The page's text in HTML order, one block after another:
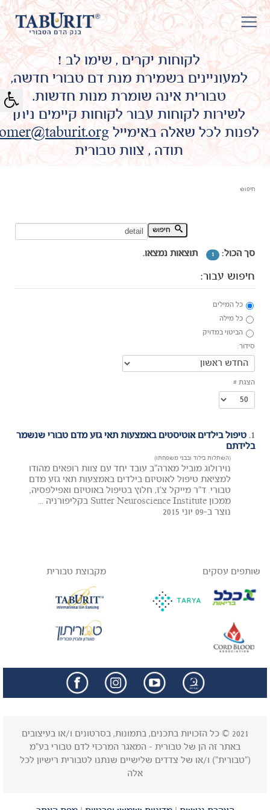
לקוחות יקרים , שימו לב !
למעוניינים בשמירת מנת דם טבורי חדשה,
טבורית אינה שומרת מנות חדשות.
לשירות לקוחות עבור לקוחות קיימים ניתן
לפנות לכל שאלה באימייל
תודה , צוות טבורית
חיפוש
חיפוש מילת מפתח:
סך הכול: 1 תוצאות נמצאו.
חיפוש עבור:
כל המילים
כל מילה
הביטוי במדויק
סידור:
הצגת #
1. טיפול בילדים אוטיסטים באמצעות תאי גזע מדם טבורי שנשמר
בלידתם
(השתלות בילוד ובבני משפחתו)
נוירולוג מוביל מארה"ב עובד יחד עם צוות רופאים מהודו
למציאת טיפול לאוטיזם בילדים באמצעות תאי גזע מדם
טבורי. ד"ר מייקל צ'ז, חלוץ בטיפול באוטיזם ואפילפסיה,
ממכון Sutter Neuroscience Institute בקליפורניה ...
נוצר ב-09 יוני 2015
שותפים עסקים מקבוצת טבורית
2021 © כל הזכויות בתכנים, בתמונות, בסרטונים ו/או בעיצובים
באתר זה הן של טבורית - המאגר המרכזי לדם טבורי בע"מ
("טבורית") ו/או של צדדים שלישיים שנתנו לטבורית רישיון לכל
אלה